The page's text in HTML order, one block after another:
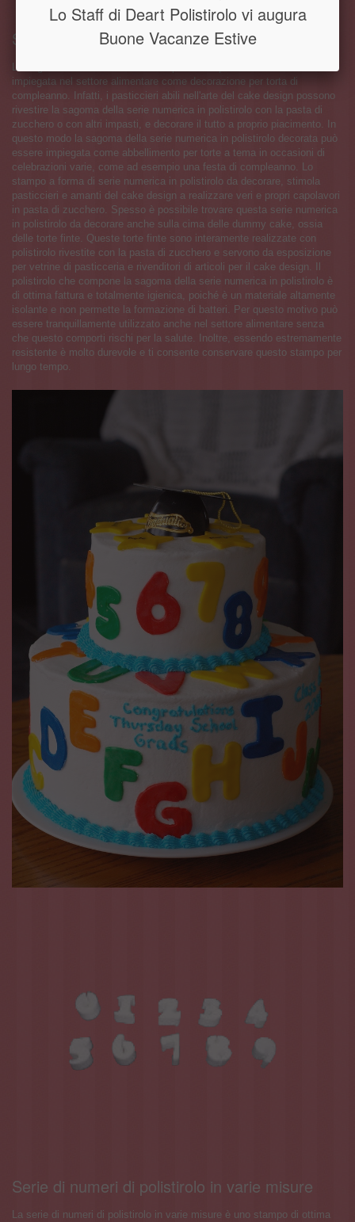
Serie numerica in polistirolo da decorare
La sagoma della serie numerica in polistirolo può essere anche
impiegata nel settore alimentare come decorazione per torta di
compleanno. Infatti, i pasticcieri abili nell'arte del cake design possono
rivestire la sagoma della serie numerica in polistirolo con la pasta di
zucchero o con altri impasti, e decorare il tutto a proprio piacimento. In
questo modo la sagoma della serie numerica in polistirolo decorata può
essere impiegata come abbellimento per torte a tema in occasioni di
celebrazioni varie, come ad esempio una festa di compleanno. Lo
stampo a forma di serie numerica in polistirolo da decorare, stimola
pasticcieri e amanti del cake design a realizzare veri e propri capolavori
in pasta di zucchero. Spesso è possibile trovare questa serie numerica
in polistirolo da decorare anche sulla cima delle dummy cake, ossia
delle torte finte. Queste torte finte sono interamente realizzate con
polistirolo rivestite con la pasta di zucchero e servono da esposizione
per vetrine di pasticceria e rivenditori di articoli per il cake design. Il
polistirolo che compone la sagoma della serie numerica in polistirolo è
di ottima fattura e totalmente igienica, poiché è un materiale altamente
isolante e non permette la formazione di batteri. Per questo motivo può
essere tranquillamente utilizzato anche nel settore alimentare senza
che questo comporti rischi per la salute. Inoltre, essendo estremamente
resistente è molto durevole e ti consente conservare questo stampo per
lungo tempo.
Serie di numeri di polistirolo in varie misure
La serie di numeri di polistirolo in varie misure è uno stampo di ottima
Lo Staff di Deart Polistirolo vi augura
Buone Vacanze Estive